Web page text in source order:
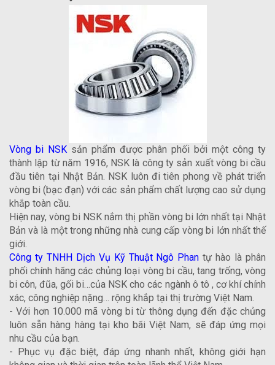
Vòng bi NSK sản phẩm được phân phối bởi một công ty
thành lập từ năm 1916, NSK là công ty sản xuất vòng bi cầu
đầu tiên tại Nhật Bản. NSK luôn đi tiên phong về phát triển
vòng bi (bạc đạn) với các sản phẩm chất lượng cao sử dụng
khắp toàn cầu.
Hiện nay, vòng bi NSK nắm thị phần vòng bi lớn nhất tại Nhật
Bản và là một trong những nhà cung cấp vòng bi lớn nhất thế
giới.
Công ty TNHH Dịch Vụ Kỹ Thuật Ngô Phan tự hào là phân
phối chính hãng các chủng loại vòng bi cầu, tang trống, vòng
bi côn, đũa, gối bi…của NSK cho các ngành ô tô , cơ khí chính
xác, công nghiệp nặng… rộng khắp tại thị trường Việt Nam.
- Với hơn 10.000 mã vòng bi từ thông dụng đến đặc chủng
luôn sẵn hàng hàng tại kho bãi Việt Nam, sẽ đáp ứng mọi
nhu cầu của bạn.
- Phục vụ đặc biệt, đáp ứng nhanh nhất, không giới hạn